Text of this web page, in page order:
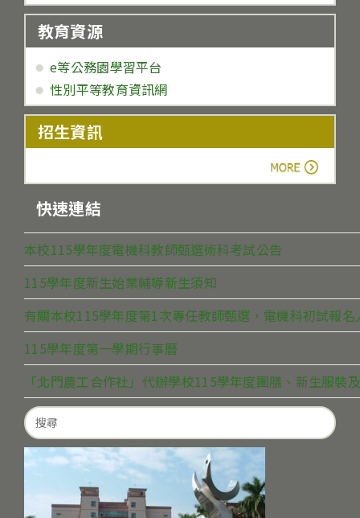
教育資源
e等公務園學習平台
性別平等教育資訊網
招生資訊
快速連結
本校115學年度電機科教師甄選術科考試公告
115學年度新生始業輔導新生須知
有關本校115學年度第1次專任教師甄選，電機科初試報
115學年度第一學期行事曆
「北門農工合作社」代辦學校115學年度團膳、新生服裝
Search
for: